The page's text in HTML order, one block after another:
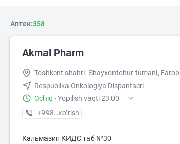
Аптек:358
Akmal Pharm
Toshkent shahri. Shayxontohur tumani,
Respublika Onkologiya Dispantseri
Ochiq · Yopilish vaqti 23:00
+998 (99) XXX-XX-XX
кo’rish
Кальмазин КИДС таб №30